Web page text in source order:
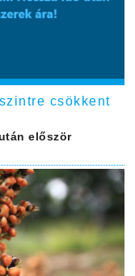
csökkent
először